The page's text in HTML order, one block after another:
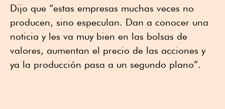
Dijo que “estas empresas muchas veces no
producen, sino especulan. Dan a conocer una
noticia y les va muy bien en las bolsas de
valores, aumentan el precio de las acciones y
ya la producción pasa a un segundo plano”.